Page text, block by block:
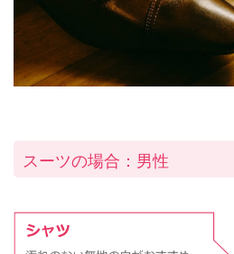
スーツの場合：男性